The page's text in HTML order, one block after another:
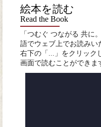
絵本を読む
Read the Book
「つむぐ つながる 共に
語でウェブ上でお読みい
右下の「...」をクリック
画面で読むことができま